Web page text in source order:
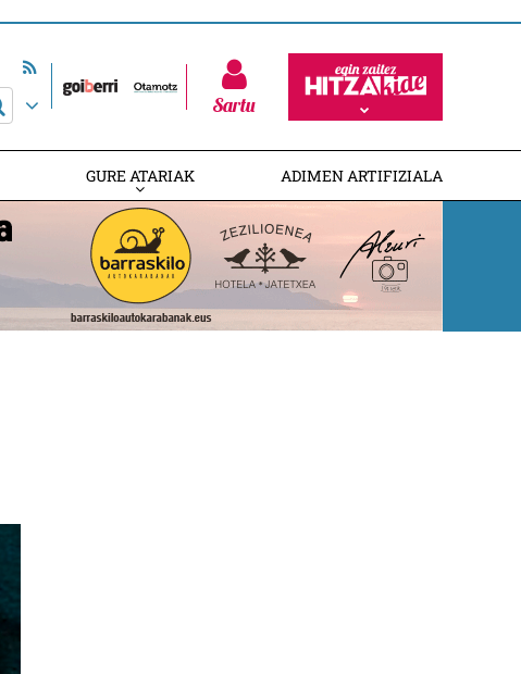
Sartu
GURE ATARIAK ADIMEN ARTIFIZIALA